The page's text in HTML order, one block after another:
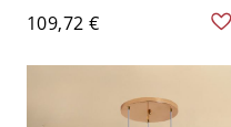
rosace linéaire, luminaire
de plafond moderne pour
îlot de cuisine, longueur
109,72 €